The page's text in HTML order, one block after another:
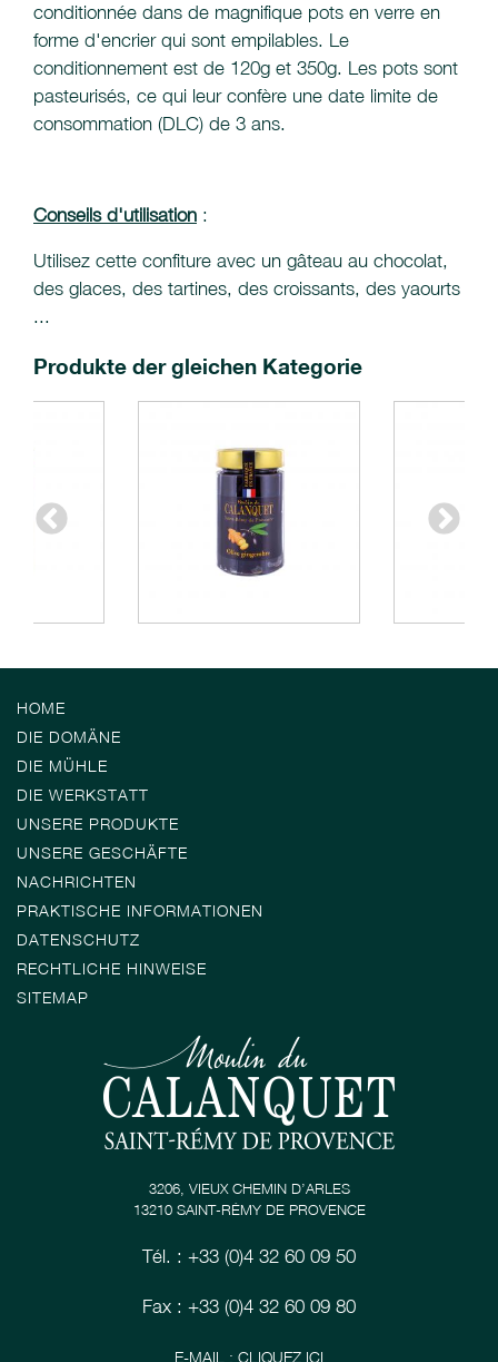
conditionnée dans de magnifique pots en verre en
forme d'encrier qui sont empilables. Le
conditionnement est de 120g et 350g. Les pots sont
pasteurisés, ce qui leur confère une date limite de
consommation (DLC) de 3 ans.
Conseils d'utilisation :
Utilisez cette confiture avec un gâteau au chocolat,
des glaces, des tartines, des croissants, des yaourts
...
Produkte der gleichen Kategorie
HOME
DIE DOMÄNE
DIE MÜHLE
DIE WERKSTATT
UNSERE PRODUKTE
UNSERE GESCHÄFTE
NACHRICHTEN
PRAKTISCHE INFORMATIONEN
DATENSCHUTZ
RECHTLICHE HINWEISE
SITEMAP
3206, VIEUX CHEMIN D’ARLES
13210 SAINT-RÉMY DE PROVENCE
Tél. : +33 (0)4 32 60 09 50
Fax : +33 (0)4 32 60 09 80
E-MAIL : CLIQUEZ ICI